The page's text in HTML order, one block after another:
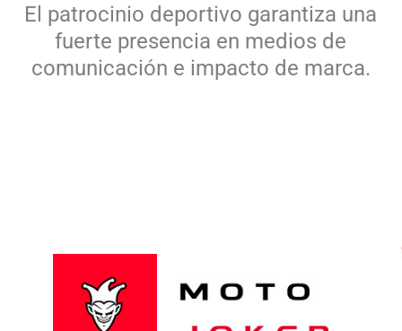
El patrocinio deportivo garantiza una
fuerte presencia en medios de
comunicación e impacto de marca.